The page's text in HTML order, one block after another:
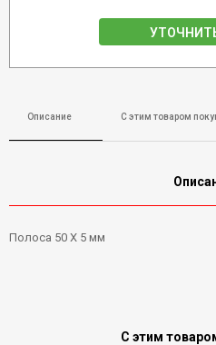
Описание С этим товаром
Полоса 50 Х 5 мм
С этим